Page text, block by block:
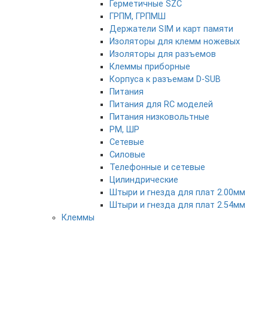
Герметичные SZC
ГРПМ, ГРПМШ
Держатели SIM и карт памяти
Изоляторы для клемм ножевых
Изоляторы для разъемов
Клеммы приборные
Корпуса к разъемам D-SUB
Питания
Питания для RC моделей
Питания низковольтные
РМ, ШР
Сетевые
Силовые
Телефонные и сетевые
Цилиндрические
Штыри и гнезда для плат 2.00мм
Штыри и гнезда для плат 2.54мм
Клеммы